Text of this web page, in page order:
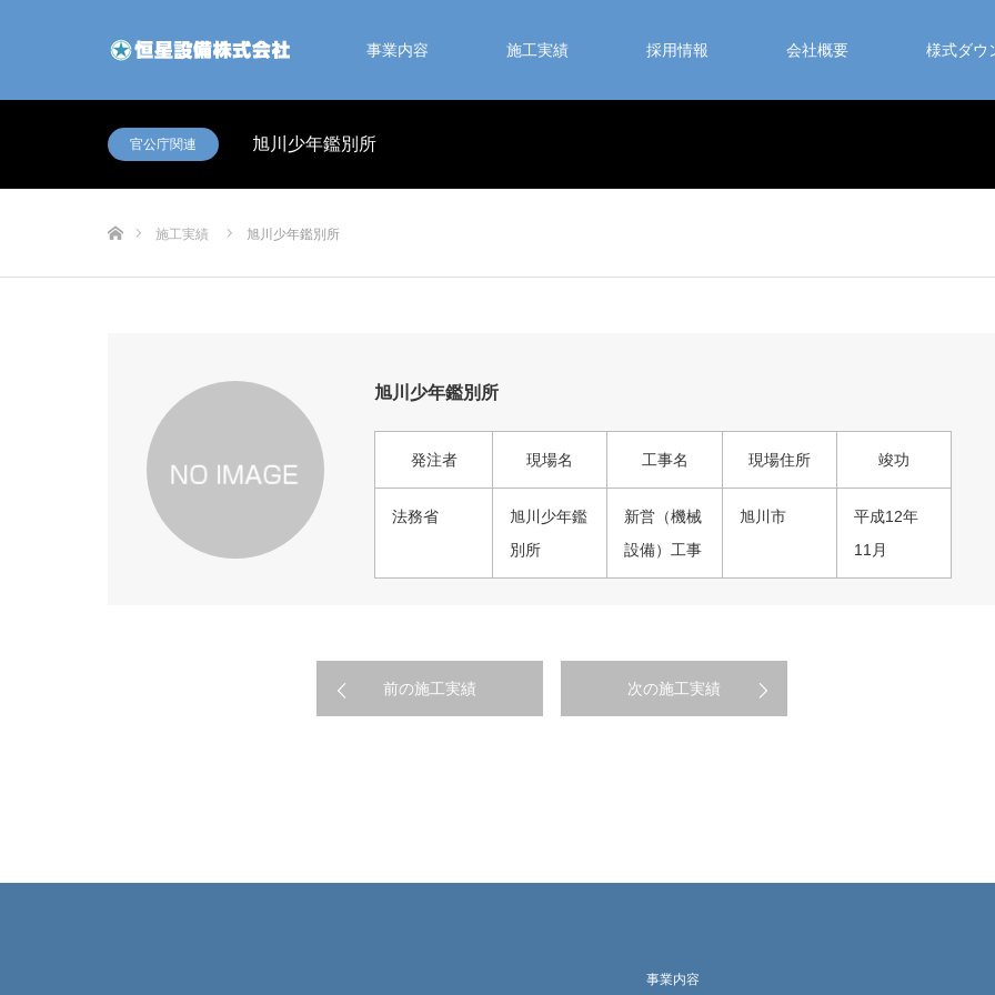
事業内容 施工実績 採用情報 会社概要 様式ダウ
官公庁関連 旭川少年鑑別所
施工実績 旭川少年鑑別所
旭川少年鑑別所
発注者 現場名 工事名 現場住所 竣功
法務省
旭川少年鑑
別所
新営（機械
設備）工事
旭川市
平成12年
11月
前の施工実績 次の施工実績
事業内容